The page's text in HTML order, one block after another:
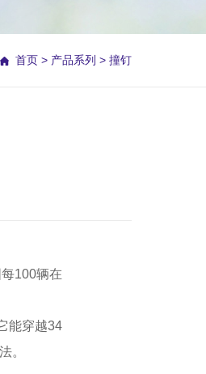
首页 > 产品系列 > 撞钉
100辆在
能穿越34
。